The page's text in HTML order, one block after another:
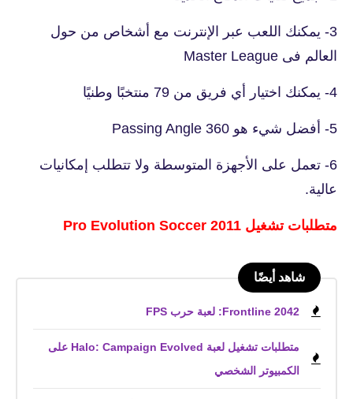
3- يمكنك اللعب عبر الإنترنت مع أشخاص من حول
العالم فى Master League
4- يمكنك اختيار أي فريق من 79 منتخبًا وطنيًا
5- أفضل شيء هو 360 Passing Angle
6- تعمل على الأجهزة المتوسطة ولا تتطلب إمكانيات
عالية.
متطلبات تشغيل Pro Evolution Soccer 2011
شاهد أيضًا
Frontline 2042: لعبة حرب FPS
متطلبات تشغيل لعبة Halo: Campaign Evolved على
الكمبيوتر الشخصي